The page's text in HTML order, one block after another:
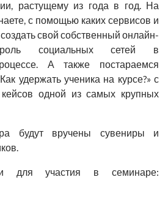
растущему из года в год. На
с помощью каких сервисов и
свой собственный онлайн-
социальных сетей в
А также постараемся
удержать ученика на курсе?» с
одной из самых крупных
будут вручены сувениры и
для участия в семинаре: